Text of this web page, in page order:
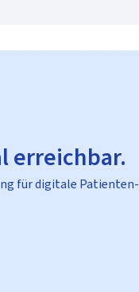
erreichbar.
für digitale Patienten-